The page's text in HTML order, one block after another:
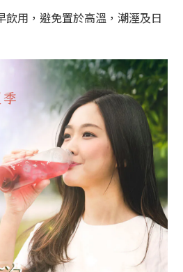
飲用，避免置於高溫，潮溼及日